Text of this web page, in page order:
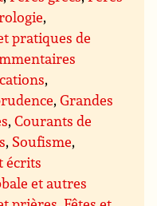
,
pratiques de
,
,Grandes
,Courants de
, Soufisme,
écrits
et autres